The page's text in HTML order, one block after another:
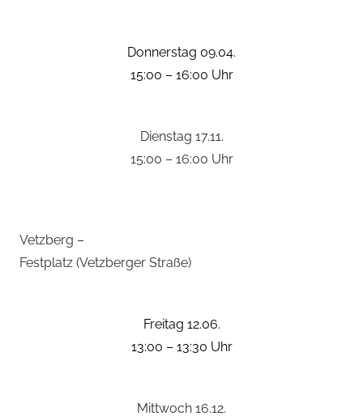
Donnerstag 09.04.
15:00 – 16:00 Uhr
Dienstag 17.11.
15:00 – 16:00 Uhr
Vetzberg –
Festplatz (Vetzberger Straße)
Freitag 12.06.
13:00 – 13:30 Uhr
Mittwoch 16.12.